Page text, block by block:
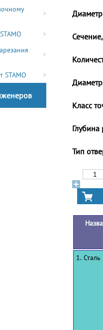
STAMO
Класс
Тип
1. Сталь